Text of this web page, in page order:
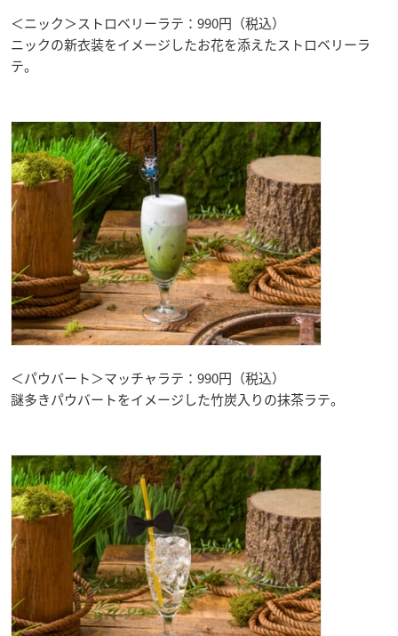
＜ニック＞ストロベリーラテ：990円（税込）
ニックの新衣装をイメージしたお花を添えたストロベリーラ
テ。
＜パウバート＞マッチャラテ：990円（税込）
謎多きパウバートをイメージした竹炭入りの抹茶ラテ。